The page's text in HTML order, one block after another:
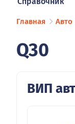
Главная Авто
Q30
ВИП